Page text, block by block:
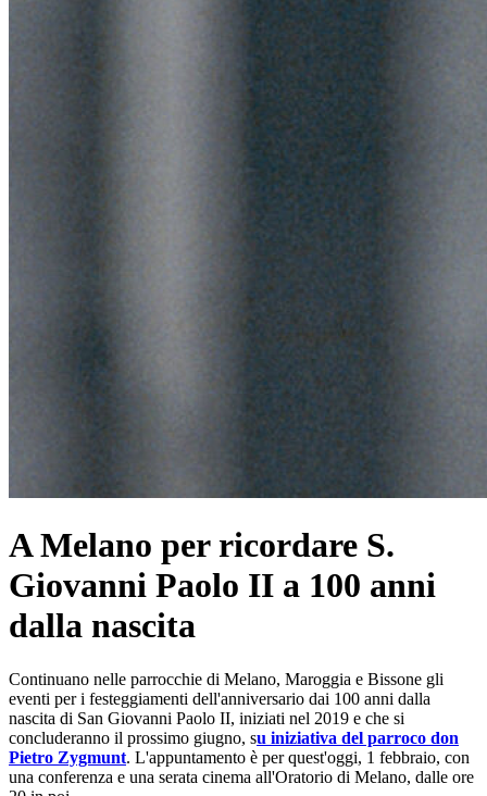
A Melano per ricordare S.
Giovanni Paolo II a 100 anni
dalla nascita
Continuano nelle parrocchie di Melano, Maroggia e Bissone gli
eventi per i festeggiamenti dell'anniversario dai 100 anni dalla
nascita di San Giovanni Paolo II, iniziati nel 2019 e che si
concluderanno il prossimo giugno, su iniziativa del parroco don
Pietro Zygmunt. L'appuntamento è per quest'oggi, 1 febbraio, con
una conferenza e una serata cinema all'Oratorio di Melano, dalle ore